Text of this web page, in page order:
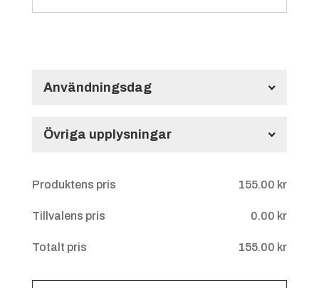
Användningsdag
Övriga upplysningar
Produktens pris 155.00 kr
Tillvalens pris 0.00 kr
Totalt pris 155.00 kr